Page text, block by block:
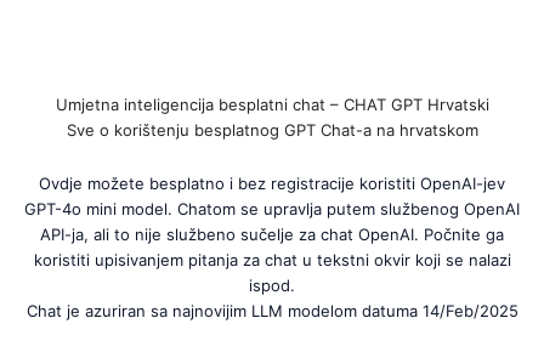
Umjetna inteligencija besplatni chat – CHAT GPT Hrvatski
Sve o korištenju besplatnog GPT Chat-a na hrvatskom
Ovdje možete besplatno i bez registracije koristiti OpenAI-jev
GPT-4o mini model. Chatom se upravlja putem službenog OpenAI
API-ja, ali to nije službeno sučelje za chat OpenAI. Počnite ga
koristiti upisivanjem pitanja za chat u tekstni okvir koji se nalazi
ispod.
Chat je azuriran sa najnovijim LLM modelom datuma 14/Feb/2025